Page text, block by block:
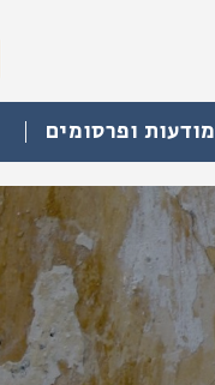
מודעות ופרסומים